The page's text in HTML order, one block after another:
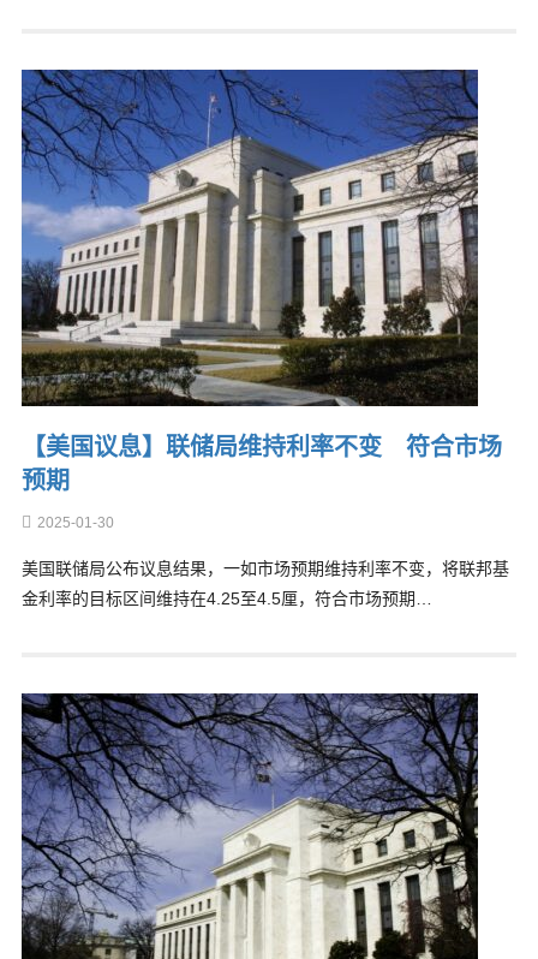
【美国议息】联储局维持利率不变 符合市场
预期
2025-01-30
美国联储局公布议息结果，一如市场预期维持利率不变，将联邦基
金利率的目标区间维持在4.25至4.5厘，符合市场预期…